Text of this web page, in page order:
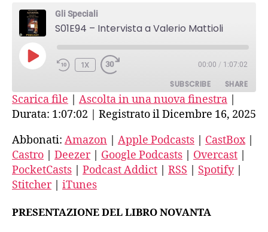
Valerio
Mattioli
Gli Speciali
S01E94 – Intervista a Valerio Mattioli
PLAY
EPISODE
1X 00:00 / 1:07:02
SUBSCRIBE SHARE
Amazon Apple Podcasts
CastBox Castro
Deezer Google Podcasts
Overcast PocketCasts
Podcast Addict
SHARE
LINK
EMBED
Scarica file | Ascolta in una nuova finestra |
Durata: 1:07:02 | Registrato il Dicembre 16, 2025
Abbonati: Amazon | Apple Podcasts | CastBox|
Castro | Deezer| Google Podcasts | Overcast |
PocketCasts | Podcast Addict | RSS | Spotify|
Stitcher| iTunes
PRESENTAZIONE DEL LIBRO NOVANTA